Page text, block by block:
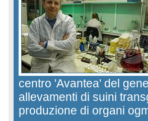
centro 'Avantea' del
allevamenti di suini
produzione di organi